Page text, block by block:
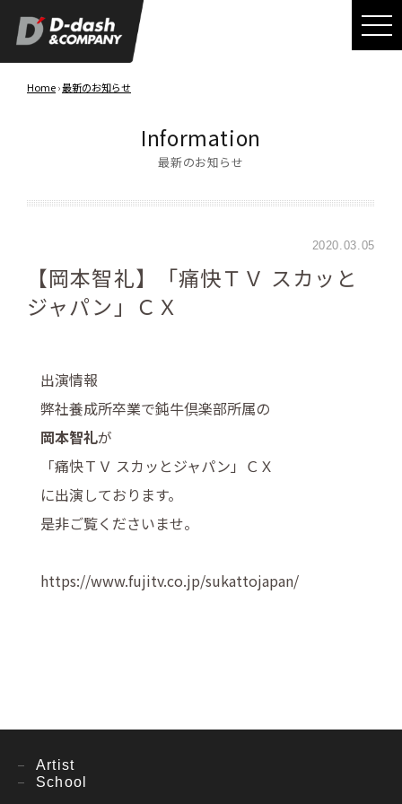
Home›最新のお知らせ
Information
最新のお知らせ
2020.03.05
【岡本智礼】「痛快ＴＶ スカッと
ジャパン」ＣＸ
出演情報
弊社養成所卒業で鈍牛倶楽部所属の
岡本智礼が
「痛快ＴＶ スカッとジャパン」ＣＸ
に出演しております。
是非ご覧くださいませ。
https://www.fujitv.co.jp/sukattojapan/
Artist
School